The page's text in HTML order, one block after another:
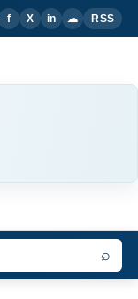
f X in ☁ RSS
⌕